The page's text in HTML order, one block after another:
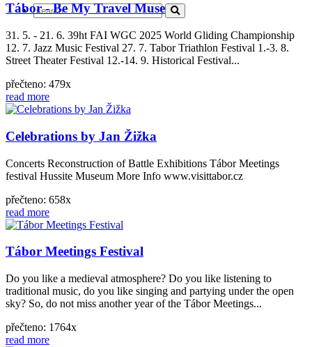
Tábor - Be My Travel Muse
31. 5. - 21. 6. 39ht FAI WGC 2025 World Gliding Championship
12. 7. Jazz Music Festival 27. 7. Tabor Triathlon Festival 1.-3. 8.
Street Theater Festival 12.-14. 9. Historical Festival...
přečteno: 479x
read more
Celebrations by Jan Žižka
Concerts Reconstruction of Battle Exhibitions Tábor Meetings
festival Hussite Museum More Info www.visittabor.cz
přečteno: 658x
read more
Tábor Meetings Festival
Do you like a medieval atmosphere? Do you like listening to
traditional music, do you like singing and partying under the open
sky? So, do not miss another year of the Tábor Meetings...
přečteno: 1764x
read more